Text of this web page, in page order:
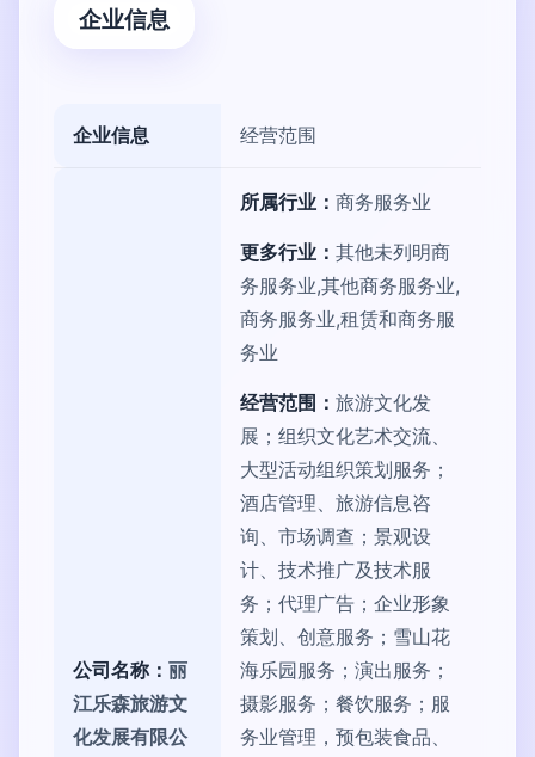
企业信息
企业信息 经营范围
公司名称： 丽
江乐森旅游文
化发展有限公
所属行业： 商务服务业
更多行业： 其他未列明商
务服务业,其他商务服务业,
商务服务业,租赁和商务服
务业
经营范围： 旅游文化发
展；组织文化艺术交流、
大型活动组织策划服务；
酒店管理、旅游信息咨
询、市场调查；景观设
计、技术推广及技术服
务；代理广告；企业形象
策划、创意服务；雪山花
海乐园服务；演出服务；
摄影服务；餐饮服务；服
务业管理，预包装食品、